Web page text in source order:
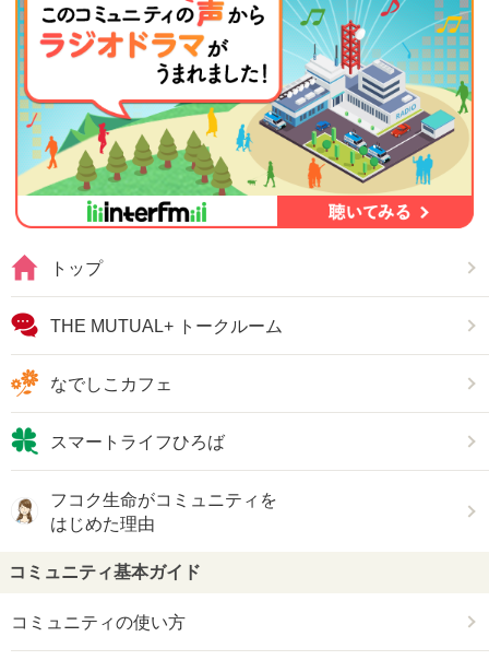
トップ
THE MUTUAL+ トークルーム
なでしこカフェ
スマートライフひろば
フコク生命がコミュニティを
はじめた理由
コミュニティ基本ガイド
コミュニティの使い方